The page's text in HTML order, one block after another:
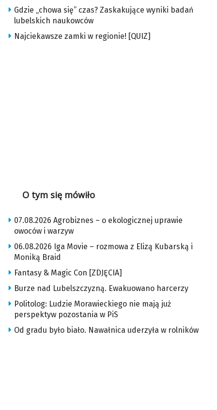
Gdzie „chowa się” czas? Zaskakujące wyniki badań
lubelskich naukowców
Najciekawsze zamki w regionie! [QUIZ]
O tym się mówiło
07.08.2026 Agrobiznes – o ekologicznej uprawie
owoców i warzyw
06.08.2026 Iga Movie – rozmowa z Elizą Kubarską i
Moniką Braid
Fantasy & Magic Con [ZDJĘCIA]
Burze nad Lubelszczyzną. Ewakuowano harcerzy
Politolog: Ludzie Morawieckiego nie mają już
perspektyw pozostania w PiS
Od gradu było biało. Nawałnica uderzyła w rolników